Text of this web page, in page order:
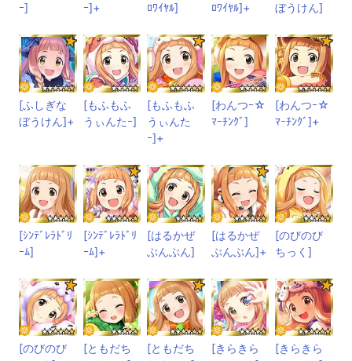
ｰ]
ｰ]+
ﾛﾜｲﾔﾙ]
ﾛﾜｲﾔﾙ]+
ぼうけん]
[ふしぎな
ぼうけん]+
[もふもふ
うぃんたｰ]
[もふもふ
うぃんた
ｰ]+
[わんつｰ☆
ﾏｰﾁﾝｸﾞ]
[わんつｰ☆
ﾏｰﾁﾝｸﾞ]+
[ｼﾝﾃﾞﾚﾗﾄﾞﾘ
ｰﾑ]
[ｼﾝﾃﾞﾚﾗﾄﾞﾘ
ｰﾑ]+
[はるかぜ
ぶんぶん]
[はるかぜ
ぶんぶん]+
[のびのび
ちっく]
[のびのび
[ともだち
[ともだち
[きらきら
[きらきら